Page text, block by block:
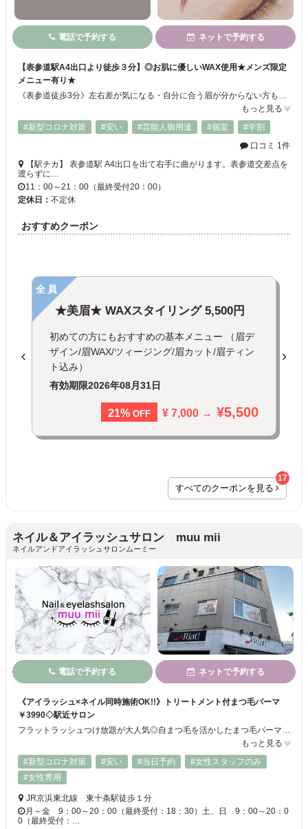
電話で予約する ネットで予約する
【表参道駅A4出口より徒歩３分】◎お肌に優しいWAX使用★メンズ限定
メニュー有り★
《表参道徒歩3分》左右差が気になる・自分に合う眉が分からない方も、ベテランスタッフがあなたの自眉の状態と骨格・雰囲気から理想の眉をデザイン☆オンライン・マスクにも映えて、朝のメイクも簡単に！最先端技術のラッシュリフトや眉毛パーマ、眉毛エクステも導入！アイゾーン全体のデザインならcrestにお任せください◎まずはお気軽にご相談ください♪《Instagram @crestgroup2020》
もっと見る
#新型コロナ対策
#安い #芸能人御用達 #個室
#学割
口コミ 1件
【駅チカ】 表参道駅 A4出口を出て右手に曲がります。表参道交差点を
渡らずに…
11：00～21：00（最終受付20：00）
定休日： 不定休
おすすめクーポン
全員
★美眉★ WAXスタイリング 5,500円
初めての方にもおすすめの基本メニュー （眉デ
ザイン/眉WAX/ツィージング/眉カット/眉ティン
ト込み）
有効期限2026年08月31日
21% OFF ¥ 7,000 → ¥5,500
すべてのクーポンを見る
17
ネイル＆アイラッシュサロン muu mii
ネイルアンドアイラッシュサロンムーミー
電話で予約する ネットで予約する
《アイラッシュ×ネイル同時施術OK!!》トリートメント付まつ毛パーマ
￥3990◇駅近サロン
フラットラッシュつけ放題が大人気◎自まつ毛を活かしたまつ毛パーマも!!高級セーブルつけ放題￥6500◇フラットラッシュつけ放題￥6990!! ナチュラルからボリュームのある華やかな目元まで‥お客様一人一人に合わせた理想の姿を実現します。付け心地と高品質にこだわった商材を使用しているので、持ちの良さをキープ◎自まつ毛への負担を軽減します！【～20時営業◎／当日予約OK】まずはお気軽にご相談ください♪
もっと見る
#新型コロナ対策
#安い #当日予約
#女性スタッフのみ
#女性専用
JR京浜東北線 東十条駅徒歩１分
月～金 9：00～20：00（最終受付：18：30）土、日 9：00～20：0
0（最終受付：…